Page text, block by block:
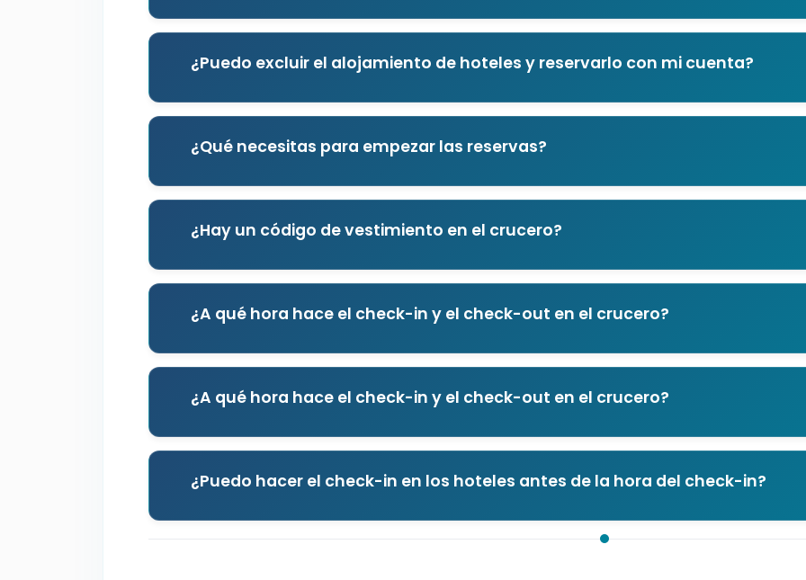
¿Puedo excluir el alojamiento de hoteles y reservarlo con mi cuenta?
¿Qué necesitas para empezar las reservas?
¿Hay un código de vestimiento en el crucero?
¿A qué hora hace el check-in y el check-out en el crucero?
¿A qué hora hace el check-in y el check-out en el crucero?
¿Puedo hacer el check-in en los hoteles antes de la hora del check-in?